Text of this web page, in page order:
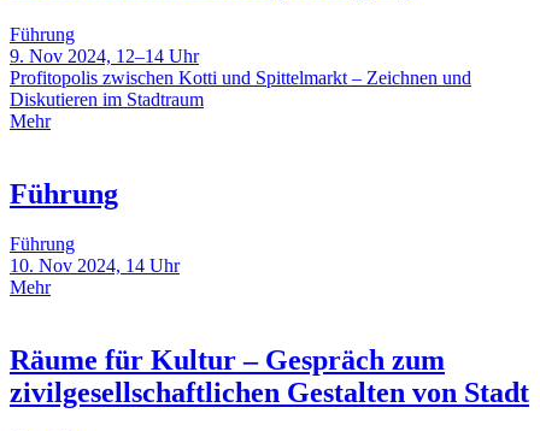
Führung
9. Nov 2024, 12–14 Uhr
Profitopolis zwischen Kotti und Spittelmarkt – Zeichnen und
Diskutieren im Stadtraum
Mehr
Führung
Führung
10. Nov 2024, 14 Uhr
Mehr
Räume für Kultur – Gespräch zum
zivilgesellschaftlichen Gestalten von Stadt